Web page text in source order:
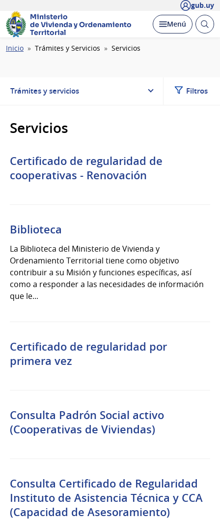
gub.uy
Ministerio
de Vivienda yOrdenamiento
Territorial
Desplegar
Menú Abrir
Ruta
Inicio Trámites y Servicios Servicios
Trámites y servicios Filtros
Servicios
Certificado de regularidad de
cooperativas - Renovación
Biblioteca
La Biblioteca del Ministerio de Vivienda y
Ordenamiento Territorial tiene como objetivo
contribuir a su Misión y funciones específicas, así
como a responder a las necesidades de información
que le...
Certificado de regularidad por
primera vez
Consulta Padrón Social activo
(Cooperativas de Viviendas)
Consulta Certificado de Regularidad
Instituto de Asistencia Técnica y CCA
(Capacidad de Asesoramiento)